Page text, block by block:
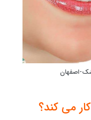
اصفهان
می کند؟